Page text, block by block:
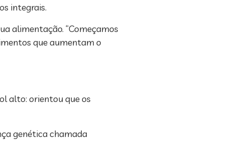
integrais.
alimentação. “Começamos
que aumentam o
alto: orientou que os
genética chamada